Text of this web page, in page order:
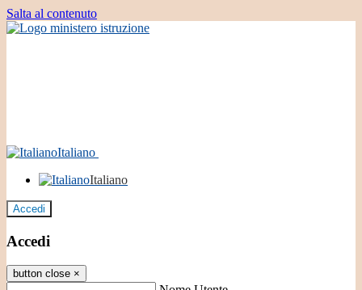
Salta al contenuto
Italiano
Italiano
Accedi
Accedi
button close ×